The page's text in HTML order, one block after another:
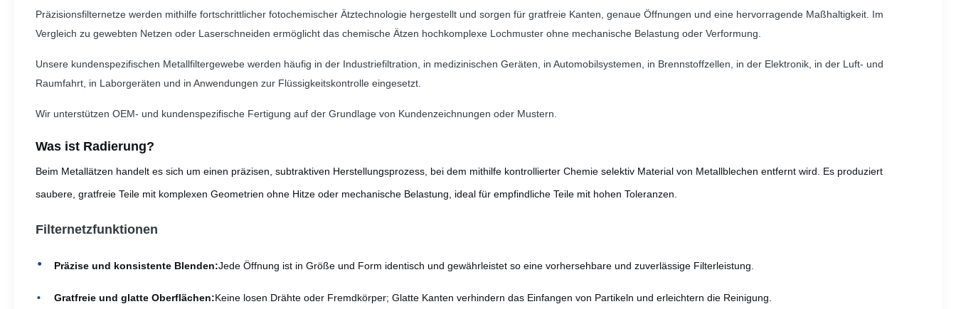
Präzisionsfilternetze werden mithilfe fortschrittlicher fotochemischer Ätztechnologie hergestellt und sorgen für gratfreie Kanten, genaue Öffnungen und eine hervorragende Maßhaltigkeit. Im
Vergleich zu gewebten Netzen oder Laserschneiden ermöglicht das chemische Ätzen hochkomplexe Lochmuster ohne mechanische Belastung oder Verformung.
Unsere kundenspezifischen Metallfiltergewebe werden häufig in der Industriefiltration, in medizinischen Geräten, in Automobilsystemen, in Brennstoffzellen, in der Elektronik, in der Luft- und
Raumfahrt, in Laborgeräten und in Anwendungen zur Flüssigkeitskontrolle eingesetzt.
Wir unterstützen OEM- und kundenspezifische Fertigung auf der Grundlage von Kundenzeichnungen oder Mustern.
Was ist Radierung?
Beim Metallätzen handelt es sich um einen präzisen, subtraktiven Herstellungsprozess, bei dem mithilfe kontrollierter Chemie selektiv Material von Metallblechen entfernt wird. Es produziert
saubere, gratfreie Teile mit komplexen Geometrien ohne Hitze oder mechanische Belastung, ideal für empfindliche Teile mit hohen Toleranzen.
Filternetzfunktionen
Präzise und konsistente Blenden:Jede Öffnung ist in Größe und Form identisch und gewährleistet so eine vorhersehbare und zuverlässige Filterleistung.
Gratfreie und glatte Oberflächen:Keine losen Drähte oder Fremdkörper; Glatte Kanten verhindern das Einfangen von Partikeln und erleichtern die Reinigung.